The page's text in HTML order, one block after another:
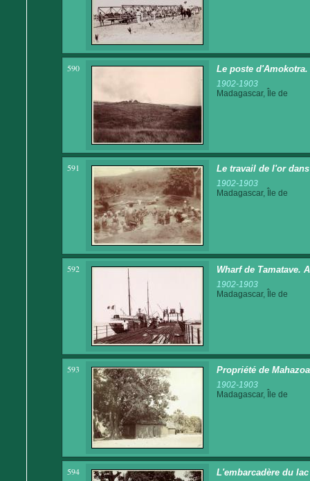
590 Le poste
1902-1903
Madagascar, Île de
591 Le travail de l'or
1902-1903
Madagascar, Île de
592 Wharf de Tamatave.
1902-1903
Madagascar, Île de
593 Propriété de
1902-1903
Madagascar, Île de
594 L'embarcadère du